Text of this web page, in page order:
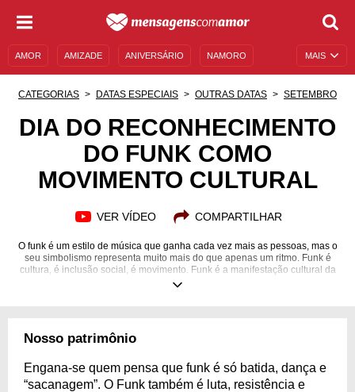
MAIS
AMOR AMIZADE ANIVERSÁRIO NAMORO
MENSAGENS E FRASES MENSAGENS DE ANIVERSÁRIO
ENTRETENIMENTO FAMOSOS BÍBLIA
CATEGORIAS DATAS ESPECIAIS OUTRAS DATAS SETEMBRO
DIA DO RECONHECIMENTO
DO FUNK COMO
MOVIMENTO CULTURAL
VER VÍDEO COMPARTILHAR
O funk é um estilo de música que ganha cada vez mais as pessoas, mas o
seu simbolismo representa muito mais do que apenas um ritmo. Funk é
cultura, é inclusão social, é movimento. Funk é a manifestação cultural da
periferia, um trabalho que ajuda muitos jovens a saírem do mundo do
cultural e saber um pouco mais sobre a sua história.
Nosso patrimônio
Engana-se quem pensa que funk é só batida, dança e
“sacanagem”. O Funk também é luta, resistência e